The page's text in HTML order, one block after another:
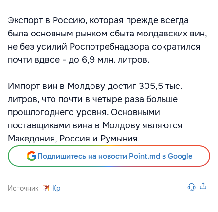
Экспорт в Россию, которая прежде всегда
была основным рынком сбыта молдавских вин,
не без усилий Роспотребнадзора сократился
почти вдвое - до 6,9 млн. литров.
Импорт вин в Молдову достиг 305,5 тыс.
литров, что почти в четыре раза больше
прошлогоднего уровня. Основными
поставщиками вина в Молдову являются
Македония, Россия и Румыния.
Подпишитесь на новости Point.md в Google
Источник Kp